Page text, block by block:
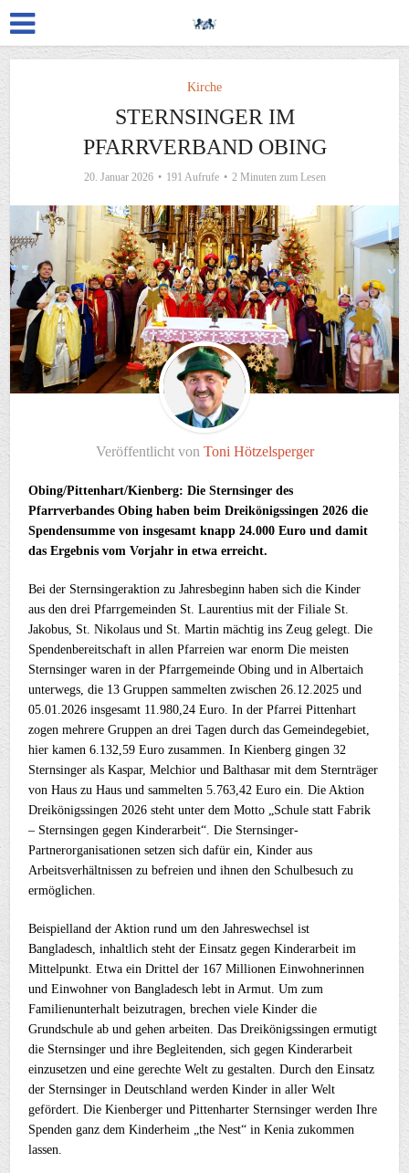
Kirche
STERNSINGER IM
PFARRVERBAND OBING
20. Januar 2026 191 Aufrufe 2 Minuten zum Lesen
Veröffentlicht von Toni Hötzelsperger
Obing/Pittenhart/Kienberg: Die Sternsinger des
Pfarrverbandes Obing haben beim Dreikönigssingen 2026 die
Spendensumme von insgesamt knapp 24.000 Euro und damit
das Ergebnis vom Vorjahr in etwa erreicht.
Bei der Sternsingeraktion zu Jahresbeginn haben sich die Kinder
aus den drei Pfarrgemeinden St. Laurentius mit der Filiale St.
Jakobus, St. Nikolaus und St. Martin mächtig ins Zeug gelegt. Die
Spendenbereitschaft in allen Pfarreien war enorm Die meisten
Sternsinger waren in der Pfarrgemeinde Obing und in Albertaich
unterwegs, die 13 Gruppen sammelten zwischen 26.12.2025 und
05.01.2026 insgesamt 11.980,24 Euro. In der Pfarrei Pittenhart
zogen mehrere Gruppen an drei Tagen durch das Gemeindegebiet,
hier kamen 6.132,59 Euro zusammen. In Kienberg gingen 32
Sternsinger als Kaspar, Melchior und Balthasar mit dem Sternträger
von Haus zu Haus und sammelten 5.763,42 Euro ein. Die Aktion
Dreikönigssingen 2026 steht unter dem Motto „Schule statt Fabrik
– Sternsingen gegen Kinderarbeit“. Die Sternsinger-
Partnerorganisationen setzen sich dafür ein, Kinder aus
Arbeitsverhältnissen zu befreien und ihnen den Schulbesuch zu
ermöglichen.
Beispielland der Aktion rund um den Jahreswechsel ist
Bangladesch, inhaltlich steht der Einsatz gegen Kinderarbeit im
Mittelpunkt. Etwa ein Drittel der 167 Millionen Einwohnerinnen
und Einwohner von Bangladesch lebt in Armut. Um zum
Familienunterhalt beizutragen, brechen viele Kinder die
Grundschule ab und gehen arbeiten. Das Dreikönigssingen ermutigt
die Sternsinger und ihre Begleitenden, sich gegen Kinderarbeit
einzusetzen und eine gerechte Welt zu gestalten. Durch den Einsatz
der Sternsinger in Deutschland werden Kinder in aller Welt
gefördert. Die Kienberger und Pittenharter Sternsinger werden Ihre
Spenden ganz dem Kinderheim „the Nest“ in Kenia zukommen
lassen.